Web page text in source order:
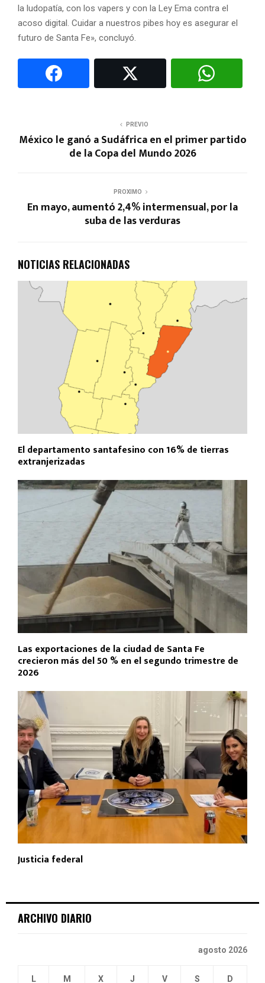
la ludopatía, con los vapers y con la Ley Ema contra el
acoso digital. Cuidar a nuestros pibes hoy es asegurar el
futuro de Santa Fe», concluyó.
PREVIO
México le ganó a Sudáfrica en el primer partido
de la Copa del Mundo 2026
PROXIMO
En mayo, aumentó 2,4% intermensual, por la
suba de las verduras
NOTICIAS RELACIONADAS
El departamento santafesino con 16% de tierras
extranjerizadas
Las exportaciones de la ciudad de Santa Fe
crecieron más del 50 % en el segundo trimestre de
2026
Justicia federal
ARCHIVO DIARIO
agosto 2026
L M X J V S D